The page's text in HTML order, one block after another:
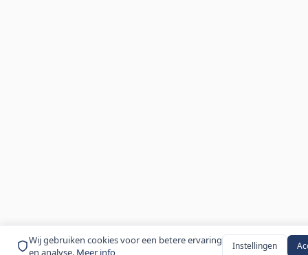
Wij gebruiken cookies voor een betere ervaring
en analyse. Meer info
Instellingen